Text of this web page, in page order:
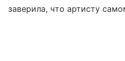
заверила, что артисту